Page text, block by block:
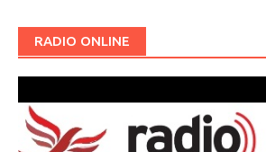
RADIO ONLINE